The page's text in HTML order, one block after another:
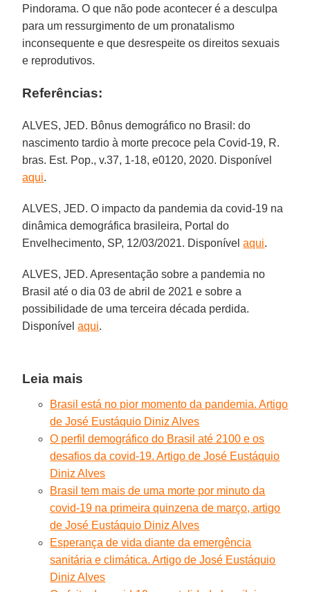
Pindorama. O que não pode acontecer é a desculpa
para um ressurgimento de um pronatalismo
inconsequente e que desrespeite os direitos sexuais
e reprodutivos.
Referências:
ALVES, JED. Bônus demográfico no Brasil: do
nascimento tardio à morte precoce pela Covid-19, R.
bras. Est. Pop., v.37, 1-18, e0120, 2020. Disponível
aqui.
ALVES, JED. O impacto da pandemia da covid-19 na
dinâmica demográfica brasileira, Portal do
Envelhecimento, SP, 12/03/2021. Disponívelaqui.
ALVES, JED. Apresentação sobre a pandemia no
Brasil até o dia 03 de abril de 2021 e sobre a
possibilidade de uma terceira década perdida.
Disponívelaqui.
Leia mais
Brasil está no pior momento da pandemia. Artigo
de José Eustáquio Diniz Alves
O perfil demográfico do Brasil até 2100 e os
desafios da covid-19. Artigo de José Eustáquio
Diniz Alves
Brasil tem mais de uma morte por minuto da
covid-19 na primeira quinzena de março, artigo
de José Eustáquio Diniz Alves
Esperança de vida diante da emergência
sanitária e climática. Artigo de José Eustáquio
Diniz Alves